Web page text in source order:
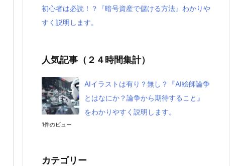
初心者は必読！？『暗号資産で儲ける方法』わかりや
すく説明します。
人気記事（２４時間集計）
AIイラストは有り？無し？『AI絵師論争
とはなにか？論争から期待すること』
をわかりやすく説明します。
1件のビュー
カテゴリー